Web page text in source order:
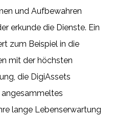
und Aufbewahren
erkunde die Dienste. Ein
zum Beispiel in die
mit der höchsten
die DigiAssets
lange Lebenserwartung